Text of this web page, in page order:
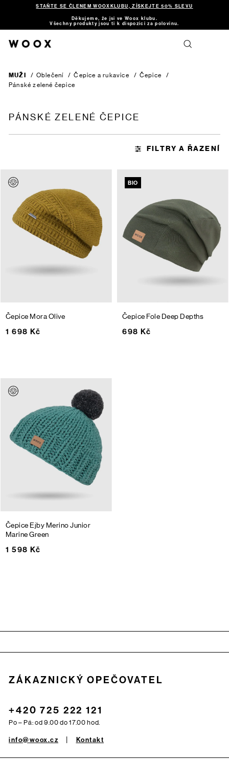
STAŇTE SE ČLENEM WOOXKLUBU, ZÍSKEJTE 50% SLEVU
Děkujeme, že jsi ve Woox klubu.
Všechny produkty jsou ti k dispozici za polovinu.
MUŽI / Oblečení / Čepice a rukavice / Čepice
/
Pánské zelené čepice
PÁNSKÉ ZELENÉ ČEPICE
Čepice MoraOlive
1 698 Kč
BIO
Čepice Fole Deep Depths
698 Kč
Čepice Ejby Merino Junior
Marine Green
1 598 Kč
ZÁKAZNICKÝ OPEČOVATEL
+420 725 222 121
Po – Pá: od 9.00 do 17.00 hod.
info@woox.cz Kontakt